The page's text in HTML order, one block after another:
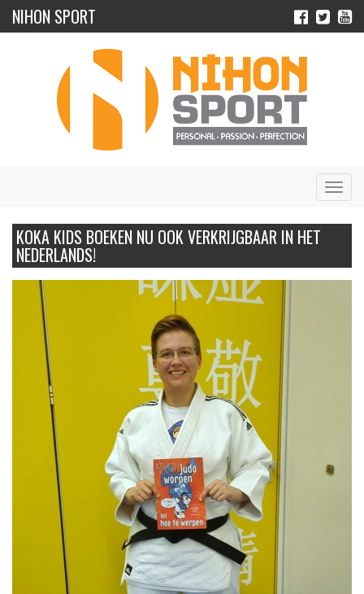
NIHON SPORT
KOKA KIDS BOEKEN NU OOK VERKRIJGBAAR IN HET
NEDERLANDS!